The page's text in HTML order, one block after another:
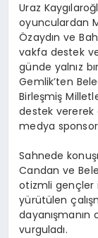
Uraz
oyunculardan
Özaydın ve
vakfa destek
günde yalnız
Gemlik’ten
Birleşmiş
destek vererek
medya
Sahnede
Candan ve
otizmli gençler
yürütülen
vurguladı.